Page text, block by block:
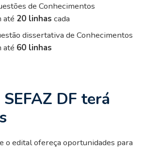
de Conhecimentos
até 20 linhas cada
dissertativa de Conhecimentos
até 60 linhas
DF terá
o edital ofereça oportunidades para